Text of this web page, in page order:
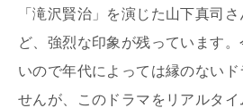
「滝沢賢治」を演じた山下真司
ど、強烈な印象が残っています
いので年代によっては縁のないド
せんが、このドラマをリアルタ